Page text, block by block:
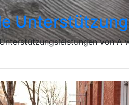
Unterstützung
von A